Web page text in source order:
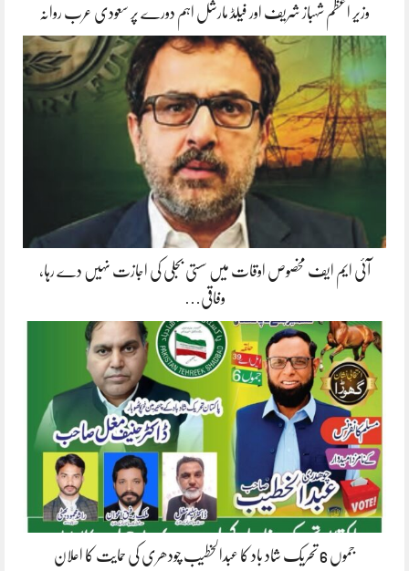
وزیر اعظم شہباز شریف اور فیلڈ مارشل اہم دورے پر سعودی عرب روانہ
آئی ایم ایف مخصوص اوقات میں سستی بجلی کی اجازت نہیں دے رہا،
وفاقی…
جموں 6 تحریک شاد باد کا عبدالخطیب چودھری کی حمایت کا اعلان